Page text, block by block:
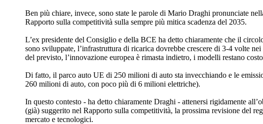
Ben più chiare, invece, sono state le parole di Mario Draghi pronunciate
Rapporto sulla competitività sulla sempre più mitica scadenza del 2035.
L’ex presidente del Consiglio e della BCE ha detto chiaramente che il
sono sviluppate, l’infrastruttura di ricarica dovrebbe crescere di 3-4 volte
del previsto, l’innovazione europea è rimasta indietro, i modelli restano
Di fatto, il parco auto UE di 250 milioni di auto sta invecchiando e le
260 milioni di auto, con poco più di 6 milioni elettriche).
In questo contesto - ha detto chiaramente Draghi - attenersi rigidamente
(già) suggerito nel Rapporto sulla competitività, la prossima revisione del
mercato e tecnologici.